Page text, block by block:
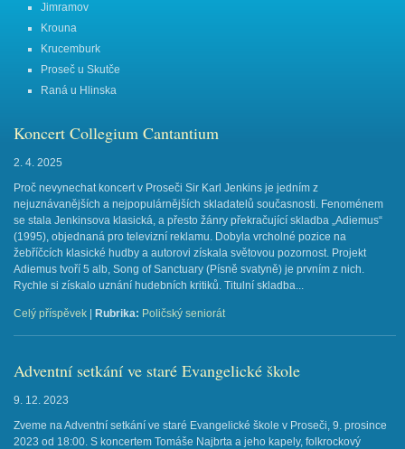
Jimramov
Krouna
Krucemburk
Proseč u Skutče
Raná u Hlinska
Koncert Collegium Cantantium
2. 4. 2025
Proč nevynechat koncert v Proseči Sir Karl Jenkins je jedním z
nejuznávanějších a nejpopulárnějších skladatelů současnosti. Fenoménem
se stala Jenkinsova klasická, a přesto žánry překračující skladba „Adiemus“
(1995), objednaná pro televizní reklamu. Dobyla vrcholné pozice na
žebříčcích klasické hudby a autorovi získala světovou pozornost. Projekt
Adiemus tvoří 5 alb, Song of Sanctuary (Písně svatyně) je prvním z nich.
Rychle si získalo uznání hudebních kritiků. Titulní skladba...
Celý příspěvek Rubrika: Poličský seniorát
Adventní setkání ve staré Evangelické škole
9. 12. 2023
Zveme na Adventní setkání ve staré Evangelické škole v Proseči, 9. prosince
2023 od 18:00. S koncertem Tomáše Najbrta a jeho kapely, folkrockový